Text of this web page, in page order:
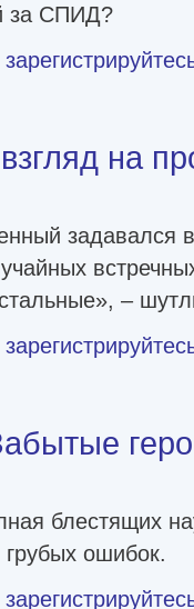
за СПИД?
приспособлений и
на
задавался
–
на происхождение
блестящих
ошибок.
герои сражения за ДНК